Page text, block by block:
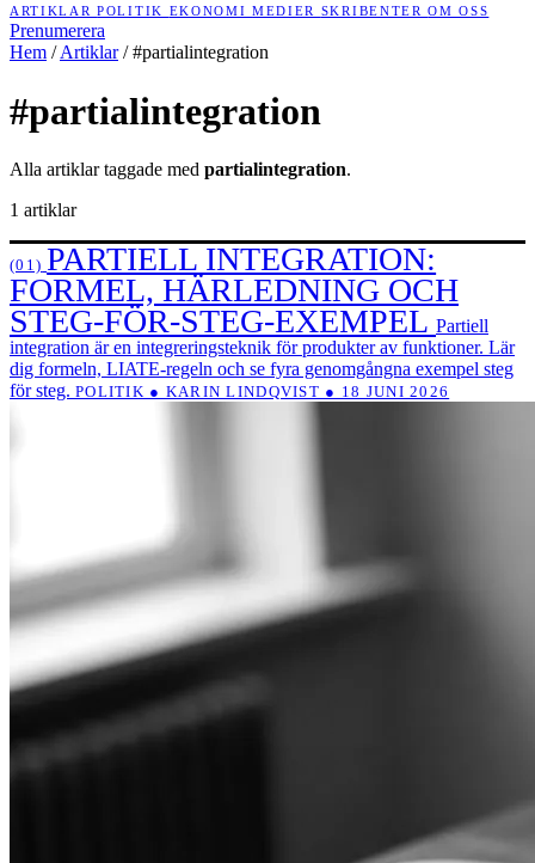
ARTIKLARPOLITIK EKONOMIMEDIER SKRIBENTEROM OSS
Prenumerera
Hem / Artiklar / #partialintegration
#partialintegration
Alla artiklar taggade med partialintegration.
1 artiklar
(01) PARTIELL INTEGRATION:
FORMEL, HÄRLEDNING OCH
STEG-FÖR-STEG-EXEMPEL Partiell
integration är en integreringsteknik för produkter av funktioner. Lär
dig formeln, LIATE-regeln och se fyra genomgångna exempel steg
för steg. POLITIK ● KARIN LINDQVIST ● 18 JUNI 2026